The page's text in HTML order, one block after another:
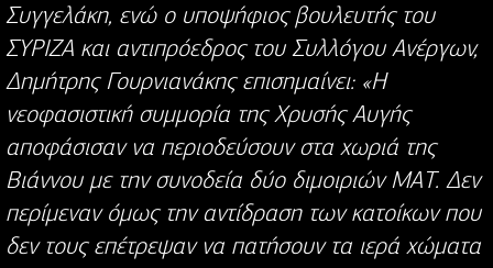
Συγγελάκη, ενώ ο υποψήφιος βουλευτής του
ΣΥΡΙΖΑ και αντιπρόεδρος του Συλλόγου Ανέργων,
Δημήτρης Γουρνιανάκης επισημαίνει: «Η
νεοφασιστική συμμορία της Χρυσής Αυγής
αποφάσισαν να περιοδεύσουν στα χωριά της
Βιάννου με την συνοδεία δύο διμοιριών ΜΑΤ. Δεν
περίμεναν όμως την αντίδραση των κατοίκων που
δεν τους επέτρεψαν να πατήσουν τα ιερά χώματα